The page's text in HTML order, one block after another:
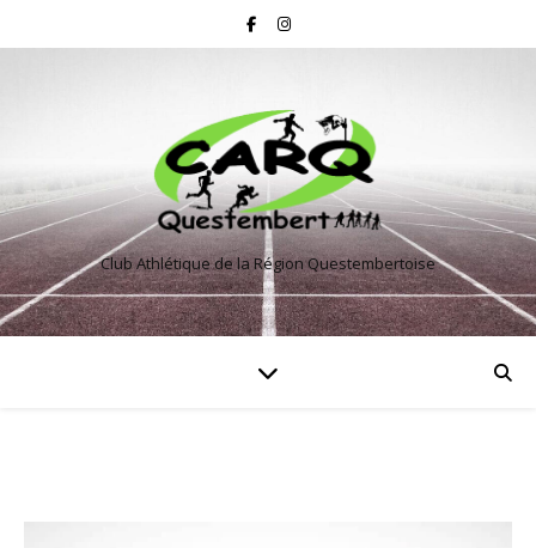
Club Athlétique de la Région Questembertoise